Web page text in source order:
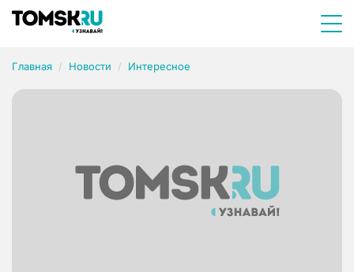
Главная Новости Интересное